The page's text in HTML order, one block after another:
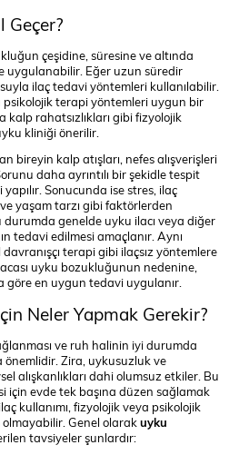
Geçer?
çeşidine, süresine ve altında
uygulanabilir. Eğer uzun süredir
ilaç tedavi yöntemleri kullanılabilir.
psikolojik terapi yöntemleri uygun bir
kalp rahatsızlıkları gibi fizyolojik
kliniği önerilir.
bireyin kalp atışları, nefes alışverişleri
daha ayrıntılı bir şekidle tespit
Sonucunda ise stres, ilaç
yaşam tarzı gibi faktörlerden
genelde uyku ilacı veya diğer
tedavi edilmesi amaçlanır. Aynı
terapi gibi ilaçsız yöntemlere
uyku bozukluğunun nedenine,
göre en uygun tedavi uygulanır.
Neler Yapmak Gerekir?
ve ruh halinin iyi durumda
önemlidir. Zira, uykusuzluk ve
alışkanlıkları dahi olumsuz etkiler. Bu
için evde tek başına düzen sağlamak
kullanımı, fizyolojik veya psikolojik
Genel olarakuyku
tavsiyeler şunlardır: